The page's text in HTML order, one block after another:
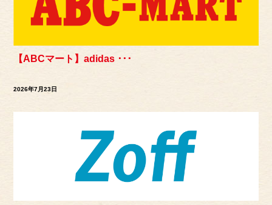
【ABCマート】adidas ･･･
2026年7月23日